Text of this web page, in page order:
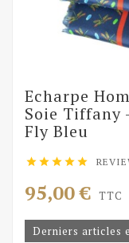
Echarpe
Soie Tiffany
Fly Bleu
    
95,00 € TTC
Derniers articles